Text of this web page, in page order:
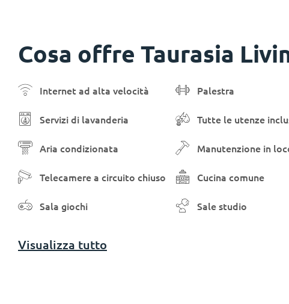
Cosa offre Taurasia
Internet ad alta velocità Palestra
Servizi di lavanderia Tutte le utenze
Aria condizionata Manutenzione in
Telecamere a circuito chiuso Cucina comune
Sala giochi Sale studio
Visualizza tutto